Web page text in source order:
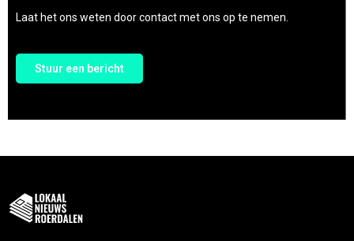
Laat het ons weten door contact met ons op te nemen.
Stuur een bericht